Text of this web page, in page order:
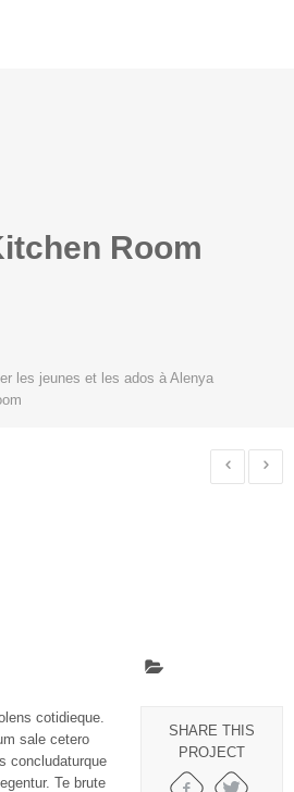
Room
les jeunes et les ados à Alenya
cotidieque.
sale cetero
concludaturque
Te brute
SHARE THIS
PROJECT